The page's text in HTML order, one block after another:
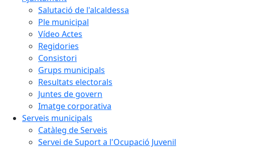
Salutació de l'alcaldessa
Ple municipal
Vídeo Actes
Regidories
Consistori
Grups municipals
Resultats electorals
Juntes de govern
Imatge corporativa
Serveis municipals
Catàleg de Serveis
Servei de Suport a l'Ocupació Juvenil